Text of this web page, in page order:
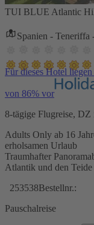
TUI BLUE Atlantic
Spanien - Teneriffa
Für dieses Hotel
von 86% vor
8-tägige Flugreise,
Adults Only ab 16
erholsamen Urlaub
Traumhafter
Atlantik und den Teide
253538Bestellnr.:
Pauschalreise